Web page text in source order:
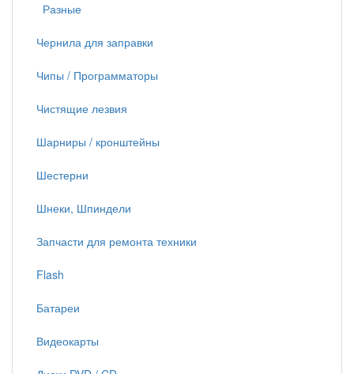
Разные
Чернила для заправки
Чипы / Программаторы
Чистящие лезвия
Шарниры / кронштейны
Шестерни
Шнеки, Шпиндели
Запчасти для ремонта техники
Flash
Батареи
Видеокарты